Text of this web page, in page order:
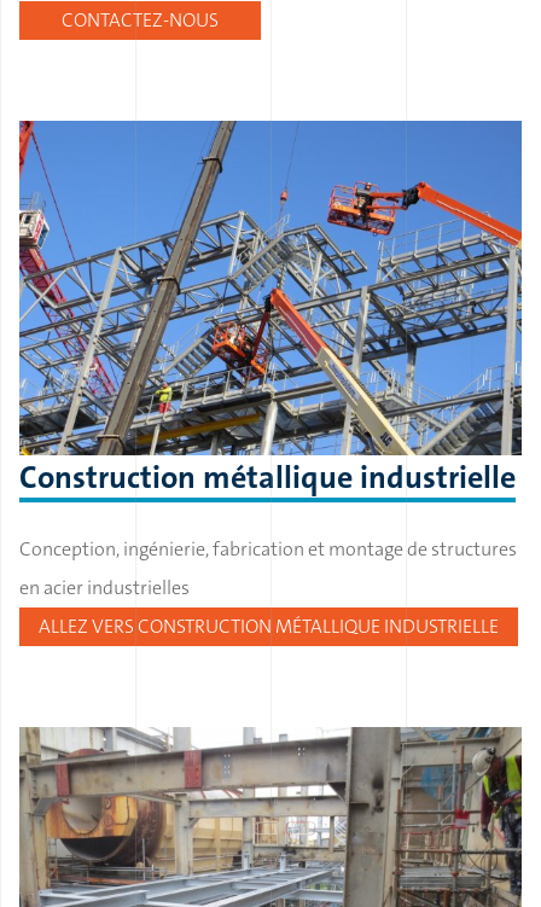
CONTACTEZ-NOUS
Construction métallique industrielle
Conception, ingénierie, fabrication et montage de structures
en acier industrielles
ALLEZ VERS CONSTRUCTION MÉTALLIQUE INDUSTRIELLE